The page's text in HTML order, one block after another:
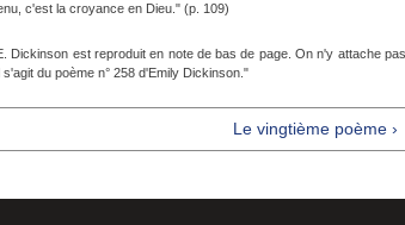
c'est la croyance en Dieu." (p. 109)
Dickinson est reproduit en note de bas de page. On n'y attache pas
du poème n° 258 d'Emily Dickinson."
Le vingtième poème ›